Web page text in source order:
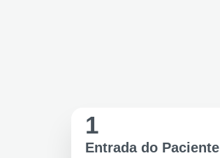
1
Entrada do Paciente